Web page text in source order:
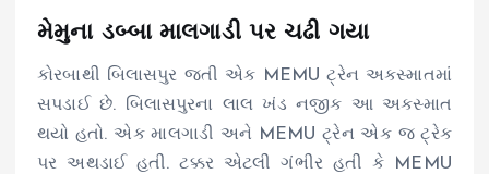
મેમુના ડબ્બા માલગાડી પર ચઢી ગયા
કોરબાથી બિલાસપુર જતી એક MEMU ટ્રેન અકસ્માતમાં
સપડાઈ છે. બિલાસપુરના લાલ ખંડ નજીક આ અકસ્માત
થયો હતો. એક માલગાડી અને MEMU ટ્રેન એક જ ટ્રેક
પર અથડાઈ હતી. ટક્કર એટલી ગંભીર હતી કે MEMU